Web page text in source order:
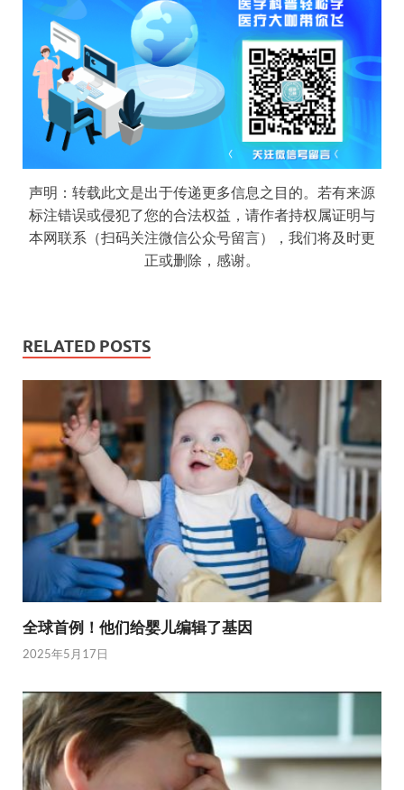
声明：转载此文是出于传递更多信息之目的。若有来源
标注错误或侵犯了您的合法权益，请作者持权属证明与
本网联系（扫码关注微信公众号留言），我们将及时更
正或删除，感谢。
RELATED POSTS
全球首例！他们给婴儿编辑了基因
2025年5月17日